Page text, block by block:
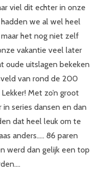
viel dit echter in onze
we al wel heel
het nog niet zelf
vakantie veel later
oude uitslagen bekeken
van rond de 200
Met zo’n groot
series dansen en dan
dat heel leuk om te
anders….. 86 paren
werd dan gelijk een top